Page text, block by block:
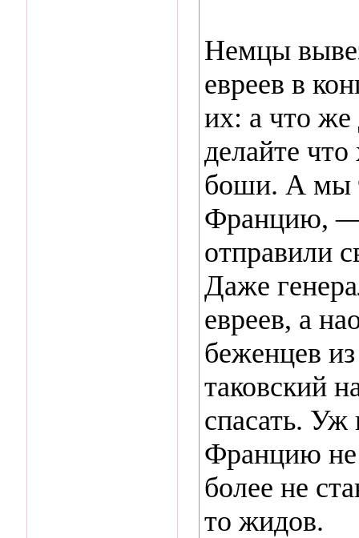
Немцы
евреев в
их: а что же
делайте
боши. А мы
Францию, —
отправили
Даже
евреев, а
беженцев
таковский
спасать.
Францию не
более не
то жидов.